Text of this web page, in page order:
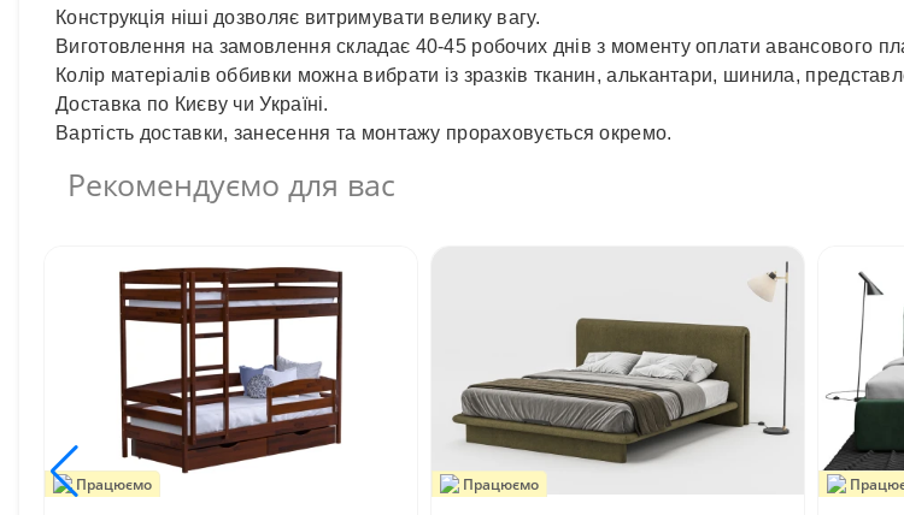
Конструкція ніші дозволяє витримувати велику вагу.
Виготовлення на замовлення складає 40-45 робочих днів з моменту оплати авансового
Колір матеріалів оббивки можна вибрати із зразків тканин, алькантари, шинила,
Доставка по Києву чи Україні.
Вартість доставки, занесення та монтажу прораховується окремо.
Рекомендуємо для вас
Працюємо Працюємо